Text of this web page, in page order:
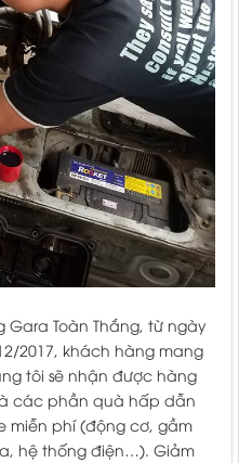
Toàn Thắng, từ ngày
2017, khách hàng mang
tôi sẽ nhận được hàng
các phần quà hấp dẫn
miễn phí (động cơ, gầm
hệ thống điện…). Giảm